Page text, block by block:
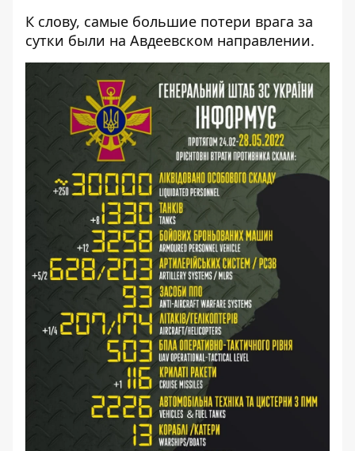
К слову, самые большие потери врага за
сутки были на Авдеевском направлении.